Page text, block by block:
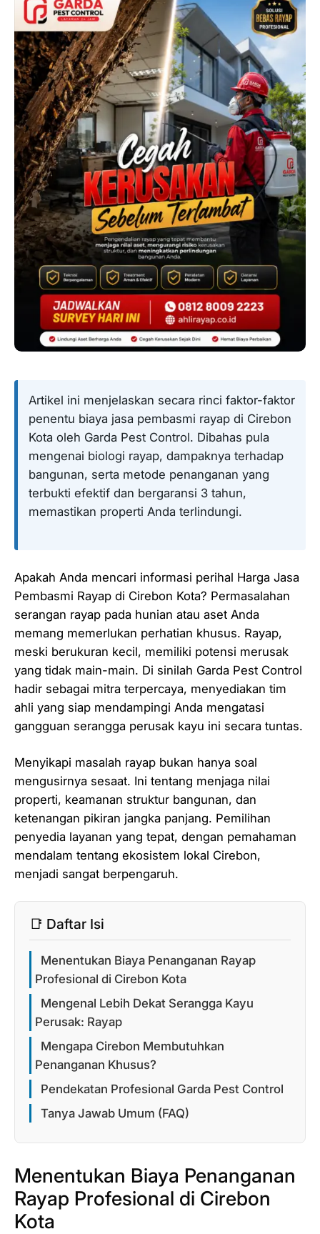
Artikel ini menjelaskan secara rinci faktor-faktor
penentu biaya jasa pembasmi rayap di Cirebon
Kota oleh Garda Pest Control. Dibahas pula
mengenai biologi rayap, dampaknya terhadap
bangunan, serta metode penanganan yang
terbukti efektif dan bergaransi 3 tahun,
memastikan properti Anda terlindungi.
Apakah Anda mencari informasi perihal Harga Jasa
Pembasmi Rayap di Cirebon Kota? Permasalahan
serangan rayap pada hunian atau aset Anda
memang memerlukan perhatian khusus. Rayap,
meski berukuran kecil, memiliki potensi merusak
yang tidak main-main. Di sinilah Garda Pest Control
hadir sebagai mitra terpercaya, menyediakan tim
ahli yang siap mendampingi Anda mengatasi
gangguan serangga perusak kayu ini secara tuntas.
Menyikapi masalah rayap bukan hanya soal
mengusirnya sesaat. Ini tentang menjaga nilai
properti, keamanan struktur bangunan, dan
ketenangan pikiran jangka panjang. Pemilihan
penyedia layanan yang tepat, dengan pemahaman
mendalam tentang ekosistem lokal Cirebon,
menjadi sangat berpengaruh.
📑 Daftar Isi
Menentukan Biaya Penanganan Rayap
Profesional di Cirebon Kota
Mengenal Lebih Dekat Serangga Kayu
Perusak: Rayap
Mengapa Cirebon Membutuhkan
Penanganan Khusus?
Pendekatan Profesional Garda Pest Control
Tanya Jawab Umum (FAQ)
Menentukan Biaya Penanganan
Rayap Profesional di Cirebon
Kota